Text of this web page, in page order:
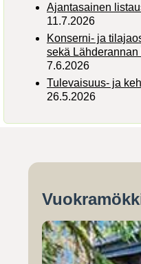
Ajantasainen
11.7.2026
Konserni- ja
sekä
7.6.2026
Tulevaisuus- ja
26.5.2026